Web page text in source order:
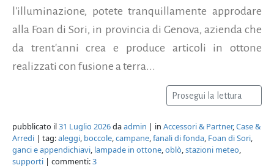
l'illuminazione, potete tranquillamente approdare
alla Foan di Sori, in provincia di Genova, azienda che
da trent'anni crea e produce articoli in ottone
realizzati con fusione a terra...
Prosegui la lettura
pubblicato il31 Luglio 2026daadmin | in Accessori & Partner,Case &
Arredi | tag:aleggi, boccole,campane,fanali di fonda, Foan di Sori,
ganci e appendichiavi, lampade in ottone,oblò,stazioni meteo,
supporti | commenti:3